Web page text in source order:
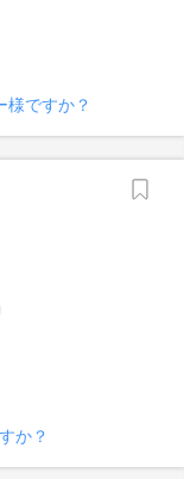
様ですか？
か？